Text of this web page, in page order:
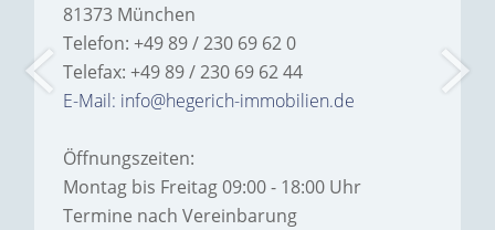
81373 München
Telefon: +49 89 / 230 69 62 0
Telefax: +49 89 / 230 69 62 44
E-Mail: info@hegerich-immobilien.de
Öffnungszeiten:
Montag bis Freitag 09:00 - 18:00 Uhr
Termine nach Vereinbarung